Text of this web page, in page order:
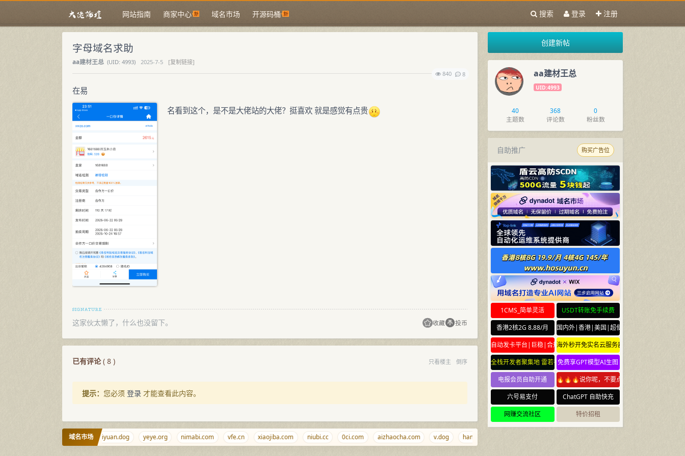
网站指南 商家中心 域名市场 开源码桶 搜索 登录 注册
字母域名求助
aa建材王总 (UID: 4993) 2025-7-5
[复制链接]
840
8
在易
名看到这个，是不是大佬站的大佬？挺喜欢 就是感觉有点贵
这家伙太懒了，什么也没留下。 收藏 投币
已有评论( 8 ) 只看楼主 倒序
提示： 您必须 登录 才能查看此内容。
域名市场
iiww.net ciyuan.dog yeye.org nimabi.com vfe.cn xiaojiba.com niubi.cc 0ci.com aizhaocha.com v.dog hanhaixingchen.com
创建新帖
aa建材王总
UID:4993
40
主题数
368
评论数
0
粉丝数
自助推广 购买广告位
1CMS_简单灵活
USDT转账免手续费
香港2核2G 8.88/月
国内外|香港|美国|超便宜云服务器
自动发卡平台|巨稳|合规海外秒开免实名云服务器
全栈开发者聚集地 雷若社区 leiruo.com
免费享GPT模型AI生图
电报会员自助开通
🔥🔥🔥说你呢，不要点🔥🔥🔥
六号易支付
ChatGPT 自助快充
网赚交流社区
特价招租